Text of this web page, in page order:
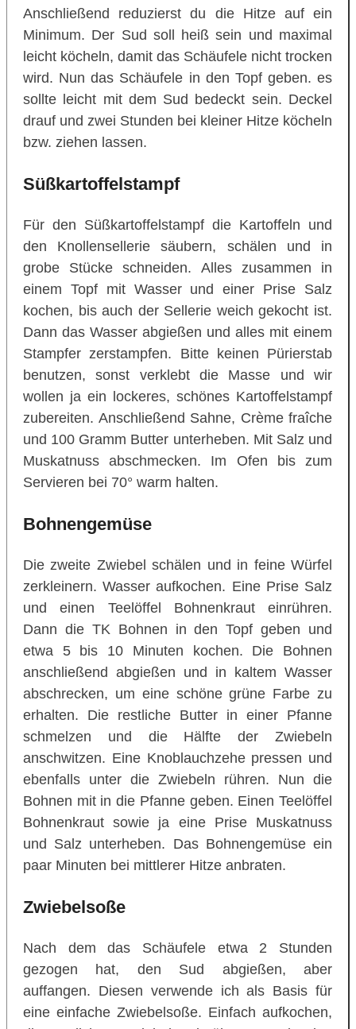
Anschließend reduzierst du die Hitze auf ein
Minimum. Der Sud soll heiß sein und maximal
leicht köcheln, damit das Schäufele nicht trocken
wird. Nun das Schäufele in den Topf geben. es
sollte leicht mit dem Sud bedeckt sein. Deckel
drauf und zwei Stunden bei kleiner Hitze köcheln
bzw. ziehen lassen.
Süßkartoffelstampf
Für den Süßkartoffelstampf die Kartoffeln und
den Knollensellerie säubern, schälen und in
grobe Stücke schneiden. Alles zusammen in
einem Topf mit Wasser und einer Prise Salz
kochen, bis auch der Sellerie weich gekocht ist.
Dann das Wasser abgießen und alles mit einem
Stampfer zerstampfen. Bitte keinen Pürierstab
benutzen, sonst verklebt die Masse und wir
wollen ja ein lockeres, schönes Kartoffelstampf
zubereiten. Anschließend Sahne, Crème fraîche
und 100 Gramm Butter unterheben. Mit Salz und
Muskatnuss abschmecken. Im Ofen bis zum
Servieren bei 70° warm halten.
Bohnengemüse
Die zweite Zwiebel schälen und in feine Würfel
zerkleinern. Wasser aufkochen. Eine Prise Salz
und einen Teelöffel Bohnenkraut einrühren.
Dann die TK Bohnen in den Topf geben und
etwa 5 bis 10 Minuten kochen. Die Bohnen
anschließend abgießen und in kaltem Wasser
abschrecken, um eine schöne grüne Farbe zu
erhalten. Die restliche Butter in einer Pfanne
schmelzen und die Hälfte der Zwiebeln
anschwitzen. Eine Knoblauchzehe pressen und
ebenfalls unter die Zwiebeln rühren. Nun die
Bohnen mit in die Pfanne geben. Einen Teelöffel
Bohnenkraut sowie ja eine Prise Muskatnuss
und Salz unterheben. Das Bohnengemüse ein
paar Minuten bei mittlerer Hitze anbraten.
Zwiebelsoße
Nach dem das Schäufele etwa 2 Stunden
gezogen hat, den Sud abgießen, aber
auffangen. Diesen verwende ich als Basis für
eine einfache Zwiebelsoße. Einfach aufkochen,